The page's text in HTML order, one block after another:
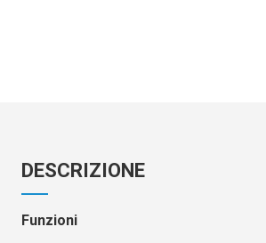
DESCRIZIONE
Funzioni